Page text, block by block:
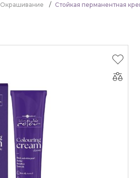
Окрашивание Стойкая перманентная